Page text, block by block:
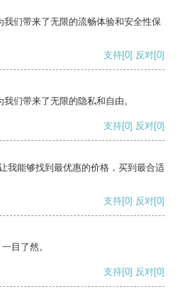
们带来了无限的流畅体验和安全性保
支持[0] 反对[0]
们带来了无限的隐私和自由。
支持[0] 反对[0]
我能够找到最优惠的价格，买到最合适
支持[0] 反对[0]
目了然。
支持[0] 反对[0]